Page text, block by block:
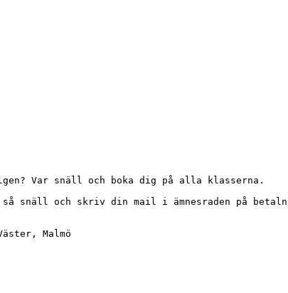
Var snäll och boka dig på alla klasserna.
snäll och skriv din mail i ämnesraden på
Malmö